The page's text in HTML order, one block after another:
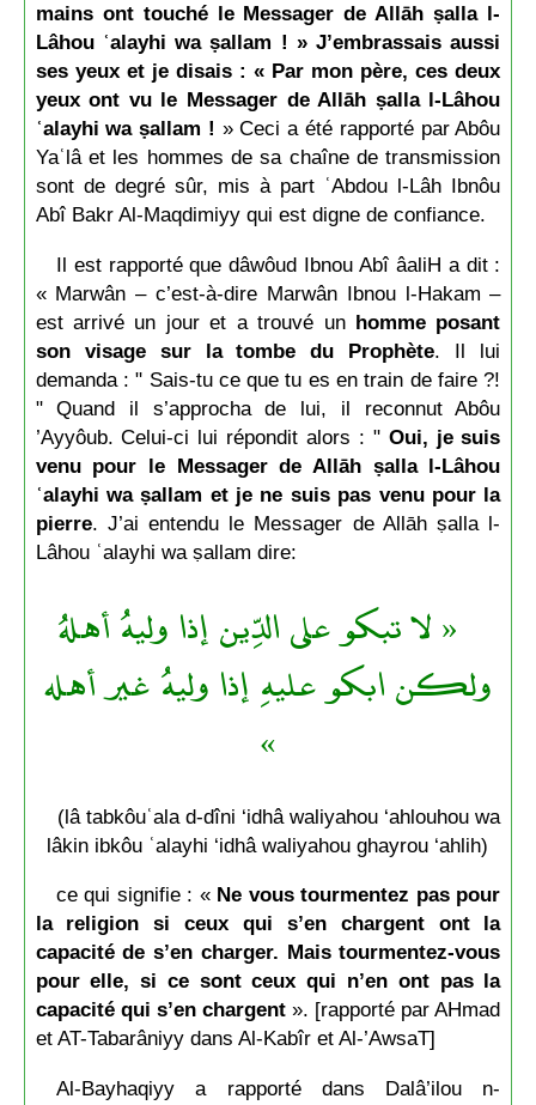
mains ont touché le Messager de Allāh ṣalla l-
Lâhou ʿalayhi wa ṣallam ! » J’embrassais aussi
ses yeux et je disais : « Par mon père, ces deux
yeux ont vu le Messager de Allāh ṣalla l-Lâhou
ʿalayhi wa ṣallam ! » Ceci a été rapporté par Abôu
Yaʿlâ et les hommes de sa chaîne de transmission
sont de degré sûr, mis à part ʿAbdou l-Lâh Ibnôu
Abî Bakr Al-Maqdimiyy qui est digne de confiance.
Il est rapporté que dâwôud Ibnou Abî âaliH a dit :
« Marwân – c’est-à-dire Marwân Ibnou l-Hakam –
est arrivé un jour et a trouvé un homme posant
son visage sur la tombe du Prophète. Il lui
demanda : " Sais-tu ce que tu es en train de faire ?!
" Quand il s’approcha de lui, il reconnut Abôu
’Ayyôub. Celui-ci lui répondit alors : " Oui, je suis
venu pour le Messager de Allāh ṣalla l-Lâhou
ʿalayhi wa ṣallam et je ne suis pas venu pour la
pierre. J’ai entendu le Messager de Allāh ṣalla l-
Lâhou ʿalayhi wa ṣallam dire:
« لا تبكو على الدِّين إذا وليهُ أهلهُ
ولكن ابكو عليهِ إذا وليهُ غير أهله
»
(lâ tabkôuʿala d-dîni ‘idhâ waliyahou ‘ahlouhou wa
lâkin ibkôu ʿalayhi ‘idhâ waliyahou ghayrou ‘ahlih)
ce qui signifie : « Ne vous tourmentez pas pour
la religion si ceux qui s’en chargent ont la
capacité de s’en charger. Mais tourmentez-vous
pour elle, si ce sont ceux qui n’en ont pas la
capacité qui s’en chargent». [rapporté par AHmad
et AT-Tabarâniyy dans Al-Kabîr et Al-’AwsaT]
Al-Bayhaqiyy a rapporté dans Dalâ’ilou n-